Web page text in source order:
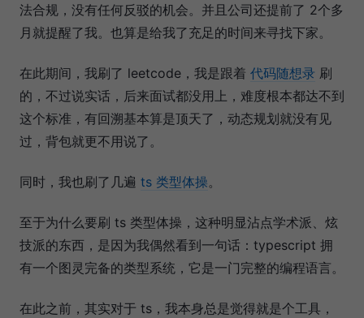
法合规，没有任何反驳的机会。并且公司还提前了 2个多
月就提醒了我。也算是给我了充足的时间来寻找下家。
在此期间，我刷了 leetcode，我是跟着 代码随想录 刷
的，不过说实话，后来面试都没用上，难度根本都达不到
这个标准，有回溯基本算是顶天了，动态规划就没有见
过，背包就更不用说了。
同时，我也刷了几遍 ts 类型体操。
至于为什么要刷 ts 类型体操，这种明显沾点学术派、炫
技派的东西，是因为我偶然看到一句话：typescript 拥
有一个图灵完备的类型系统，它是一门完整的编程语言。
在此之前，其实对于 ts，我本身总是觉得就是个工具，